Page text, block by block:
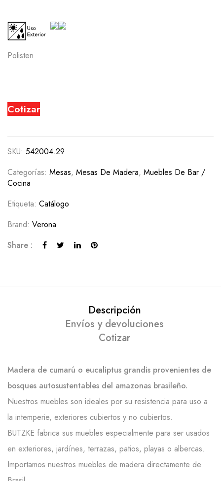
Polisten
Cotizar
SKU: 542004.29
Categorías: Mesas, Mesas De Madera, Muebles De Bar /
Cocina
Etiqueta: Catálogo
Brand: Verona
Share :
Descripción
Envíos y devoluciones
Cotizar
Madera de cumarú o eucaliptus grandis provenientes de
bosques autosustentables del amazonas brasileño.
Nuestros muebles son ideales por su resistencia para uso a
la intemperie, exteriores cubiertos y no cubiertos.
BUTZKE fabrica sus muebles especialmente para ser usados
en exteriores, jardínes, terrazas, patios, playas o albercas.
Importamos nuestros muebles de madera directamente de